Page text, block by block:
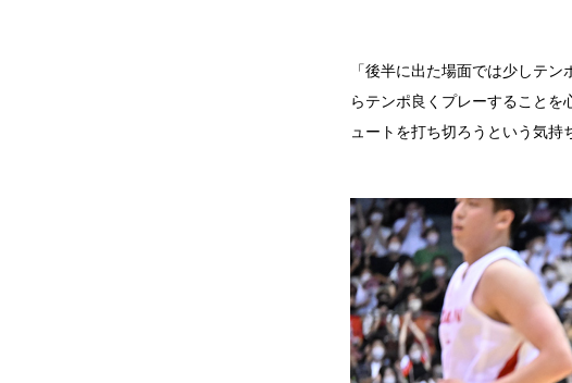
「後半に出た場面では少しテ
らテンポ良くプレーすること
ュートを打ち切ろうという気持